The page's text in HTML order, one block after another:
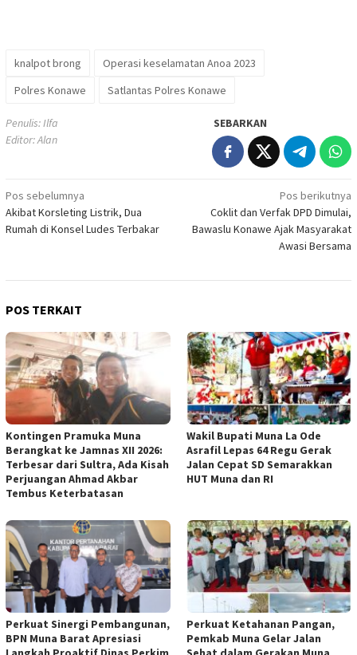
knalpot brong
Operasi keselamatan Anoa 2023
Polres Konawe
Satlantas Polres Konawe
Penulis: Ilfa
Editor: Alan
SEBARKAN
Navigasi
pos
Pos sebelumnya
Akibat Korsleting Listrik, Dua
Rumah di Konsel Ludes Terbakar
Pos berikutnya
Coklit dan Verfak DPD Dimulai,
Bawaslu Konawe Ajak Masyarakat
Awasi Bersama
POS TERKAIT
Kontingen Pramuka Muna
Berangkat ke Jamnas XII 2026:
Terbesar dari Sultra, Ada Kisah
Perjuangan Ahmad Akbar
Tembus Keterbatasan
Wakil Bupati Muna La Ode
Asrafil Lepas 64 Regu Gerak
Jalan Cepat SD Semarakkan
HUT Muna dan RI
Perkuat Sinergi Pembangunan,
BPN Muna Barat Apresiasi
Perkuat Ketahanan Pangan,
Pemkab Muna Gelar Jalan